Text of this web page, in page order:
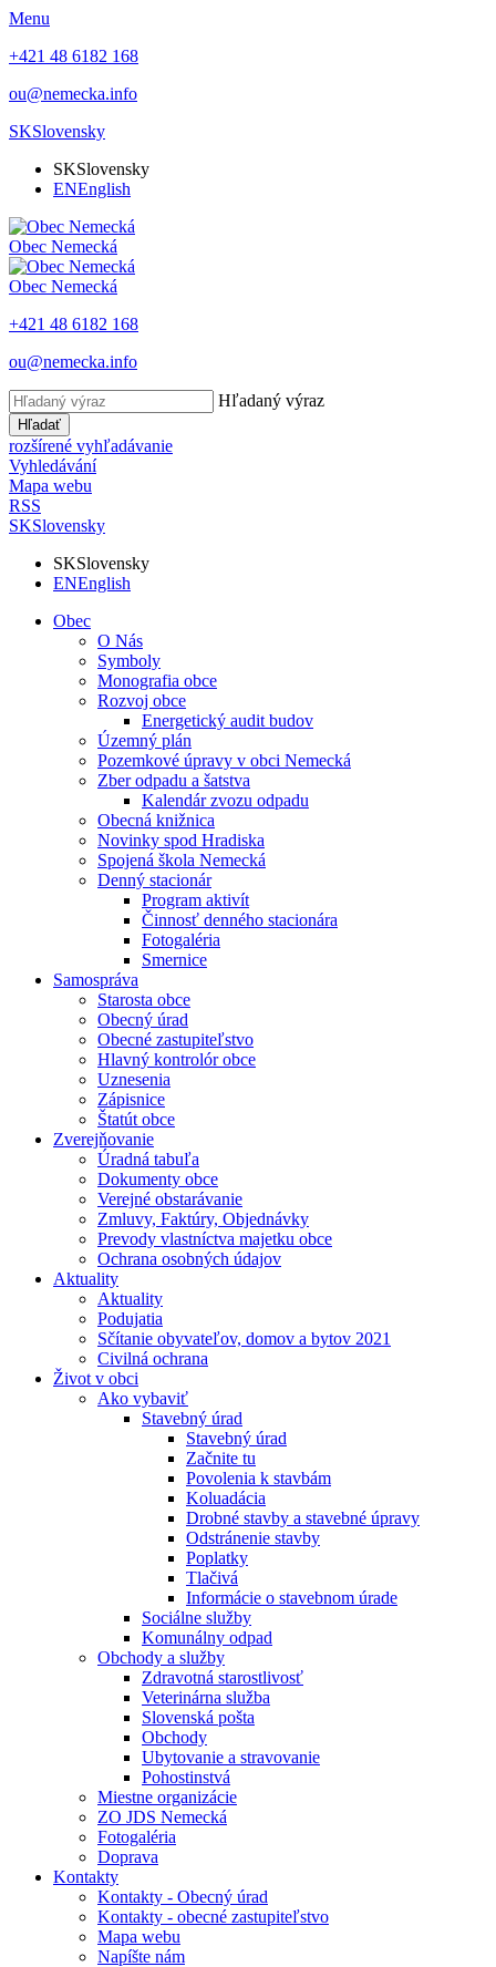
Menu
+421 48 6182 168
ou@nemecka.info
SKSlovensky
SKSlovensky
ENEnglish
Obec Nemecká
Obec Nemecká
+421 48 6182 168
ou@nemecka.info
Hľadaný výraz
Hľadať
rozšírené vyhľadávanie
Vyhledávání
Mapa webu
RSS
SKSlovensky
SKSlovensky
ENEnglish
Obec
O Nás
Symboly
Monografia obce
Rozvoj obce
Energetický audit budov
Územný plán
Pozemkové úpravy v obci Nemecká
Zber odpadu a šatstva
Kalendár zvozu odpadu
Obecná knižnica
Novinky spod Hradiska
Spojená škola Nemecká
Denný stacionár
Program aktivít
Činnosť denného stacionára
Fotogaléria
Smernice
Samospráva
Starosta obce
Obecný úrad
Obecné zastupiteľstvo
Hlavný kontrolór obce
Uznesenia
Zápisnice
Štatút obce
Zverejňovanie
Úradná tabuľa
Dokumenty obce
Verejné obstarávanie
Zmluvy, Faktúry, Objednávky
Prevody vlastníctva majetku obce
Ochrana osobných údajov
Aktuality
Aktuality
Podujatia
Sčítanie obyvateľov, domov a bytov 2021
Civilná ochrana
Život v obci
Ako vybaviť
Stavebný úrad
Stavebný úrad
Začnite tu
Povolenia k stavbám
Koluadácia
Drobné stavby a stavebné úpravy
Odstránenie stavby
Poplatky
Tlačivá
Informácie o stavebnom úrade
Sociálne služby
Komunálny odpad
Obchody a služby
Zdravotná starostlivosť
Veterinárna služba
Slovenská pošta
Obchody
Ubytovanie a stravovanie
Pohostinstvá
Miestne organizácie
ZO JDS Nemecká
Fotogaléria
Doprava
Kontakty
Kontakty - Obecný úrad
Kontakty - obecné zastupiteľstvo
Mapa webu
Napíšte nám